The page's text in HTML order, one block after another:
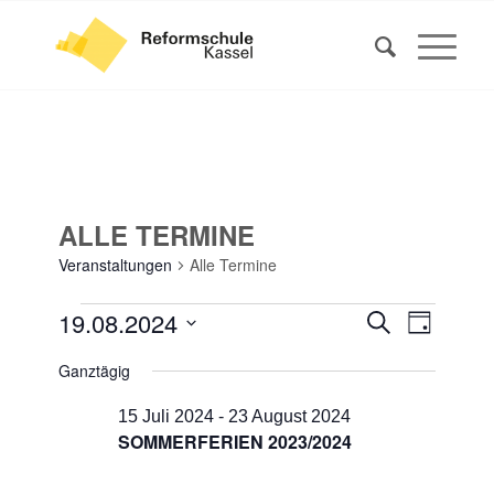
ALLE TERMINE
Veranstaltungen Alle Termine
VERANSTALTUNGEN
19
AUGUST
2024
SucheTag
19.08.2024
wählen.
Ganztägig
SOMMERFERIEN 2023/2024
15 Juli 2024 - 23 August 2024